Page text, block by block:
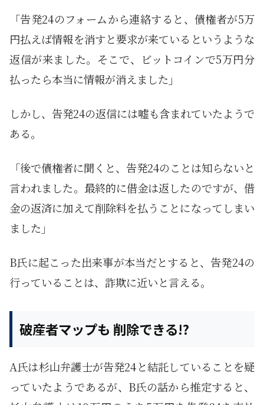
「告発24のフォームから連絡すると、債権者が5万
円払えば情報を消すと要求が来ているというような
返信が来ました。そこで、ビットコインで5万円分
払ったら本当に情報が消えました」
しかし、告発24の返信には嘘も含まれていたようで
ある。
「後で債権者に聞くと、告発24のことは知らないと
言われました。最終的に借金は返したのですが、借
金の返済に加えて削除料を払うことになってしまい
ました」
B氏に起こった出来事が本当だとすると、告発24の
行っていることは、詐欺に近いと言える。
破産者マップも 削除できる!?
A氏は杉山弁護士が告発24と結託していることを疑
っていたようであるが、B氏の話から推定すると、